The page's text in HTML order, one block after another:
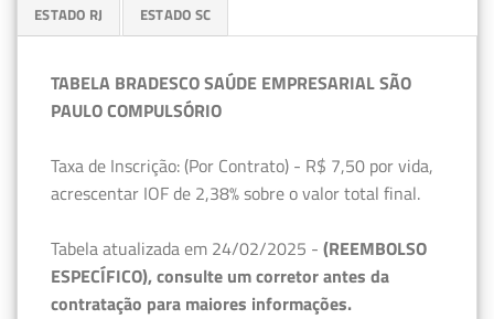
ESTADO RJ ESTADO SC
TABELA BRADESCO SAÚDE EMPRESARIAL SÃO
PAULO COMPULSÓRIO
Taxa de Inscrição: (Por Contrato) - R$ 7,50 por vida,
acrescentar IOF de 2,38% sobre o valor total final.
Tabela atualizada em 24/02/2025 - (REEMBOLSO
ESPECÍFICO), consulte um corretor antes da
contratação para maiores informações.